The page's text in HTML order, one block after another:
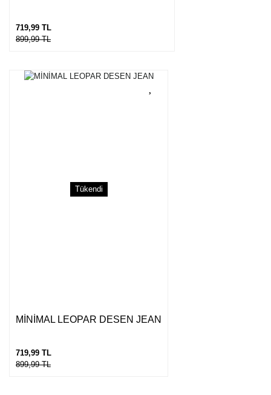
719,99 TL
899,99 TL
Tükendi
MİNİMAL LEOPAR DESEN JEAN
719,99 TL
899,99 TL